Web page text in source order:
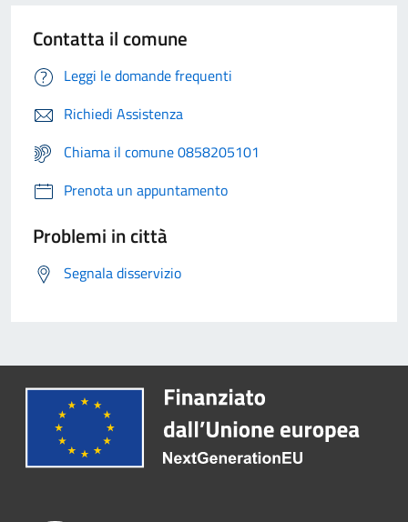
Contatta il comune
Leggi le domande frequenti
Richiedi Assistenza
Chiama il comune 0858205101
Prenota un appuntamento
Problemi in città
Segnala disservizio